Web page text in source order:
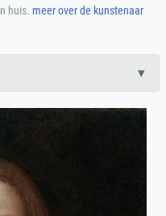
huis. meer over de kunstenaar